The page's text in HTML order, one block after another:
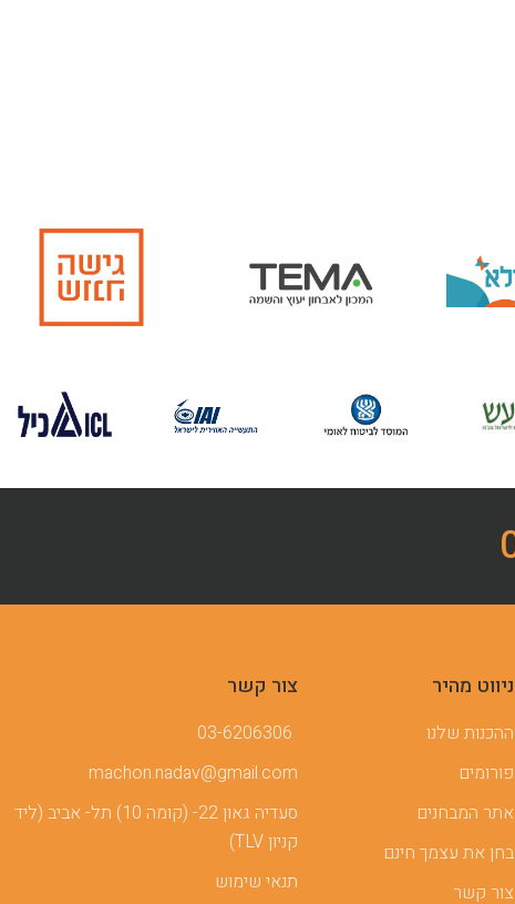
ניווט מהיר
ההכנות שלנו
פורומים
אתר המבחנים
בחן את עצמך חינם
צור קשר
צור קשר
03-6206306
machon.nadav@gmail.com
סעדיה גאון 22- (קומה 10) תל- אביב (ליד
קניון TLV)
תנאי שימוש